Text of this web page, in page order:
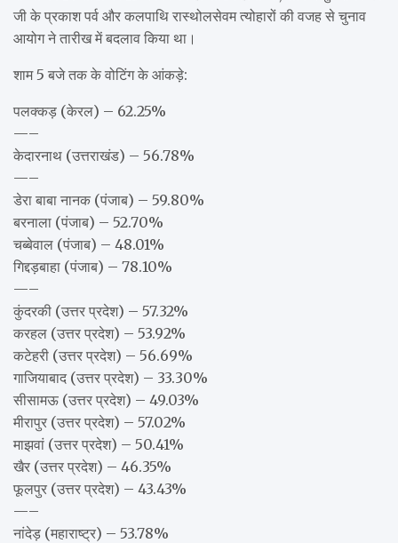
जी के प्रकाश पर्व और कलपाथि रास्थोलसेवम त्योहारों की वजह से चुनाव
आयोग ने तारीख में बदलाव किया था।
शाम 5 बजे तक के वोटिंग के आंकड़े:
पलक्कड़ (केरल) – 62.25%
—–
केदारनाथ (उत्तराखंड) – 56.78%
—–
डेरा बाबा नानक (पंजाब) – 59.80%
बरनाला (पंजाब) – 52.70%
चब्बेवाल (पंजाब) – 48.01%
गिद्दड़बाहा (पंजाब) – 78.10%
—–
कुंदरकी (उत्तर प्रदेश) – 57.32%
करहल (उत्तर प्रदेश) – 53.92%
कटेहरी (उत्तर प्रदेश) – 56.69%
गाजियाबाद (उत्तर प्रदेश) – 33.30%
सीसामऊ (उत्तर प्रदेश) – 49.03%
मीरापुर (उत्तर प्रदेश) – 57.02%
माझवां (उत्तर प्रदेश) – 50.41%
खैर (उत्तर प्रदेश) – 46.35%
फूलपुर (उत्तर प्रदेश) – 43.43%
—–
नांदेड़ (महाराष्ट्र) – 53.78%